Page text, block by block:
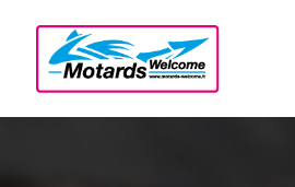
contenu